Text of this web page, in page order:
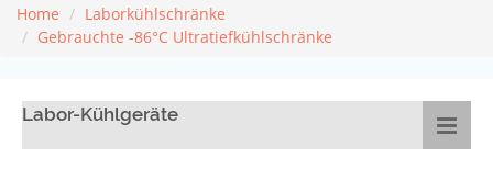
Home
Laborkühlschränke
Gebrauchte -86°C Ultratiefkühlschränke
Labor-Kühlgeräte